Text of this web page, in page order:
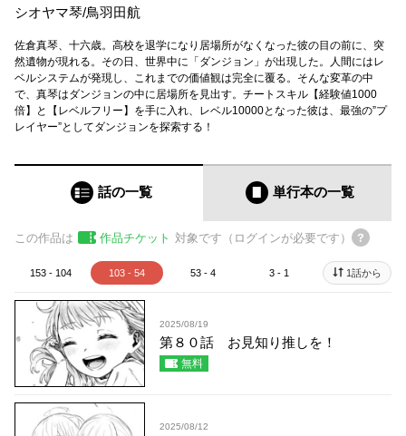
シオヤマ琴/鳥羽田航
佐倉真琴、十六歳。高校を退学になり居場所がなくなった彼の目の前に、突
然遺物が現れる。その日、世界中に「ダンジョン」が出現した。人間にはレ
ベルシステムが発現し、これまでの価値観は完全に覆る。そんな変革の中
で、真琴はダンジョンの中に居場所を見出す。チートスキル【経験値1000
倍】と【レベルフリー】を手に入れ、レベル10000となった彼は、最強の”プ
レイヤー”としてダンジョンを探索する！
話の一覧 単行本の一覧
この作品は 作品チケット 対象です（ログインが必要です）
153 - 104 103 - 54 53 - 4 3 - 1 1話から
2025/08/19
第８０話 お見知り推しを！
無料
2025/08/12